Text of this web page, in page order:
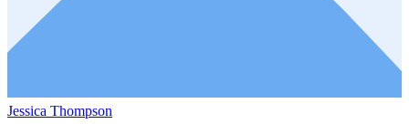
Jessica Thompson